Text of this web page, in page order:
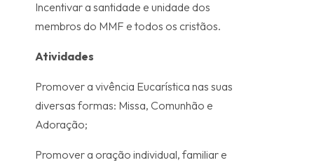
Incentivar a santidade e unidade dos
membros do MMF e todos os cristãos.
Atividades
Promover a vivência Eucarística nas suas
diversas formas: Missa, Comunhão e
Adoração;
Promover a oração individual, familiar e